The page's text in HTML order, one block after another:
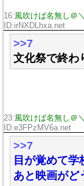
16:風吹けば名無し＠
ID:irNXDLhxa.net
>>7
文化祭で終わ
23:風吹けば名無し＠
ID:e3FPzMV6a.net
>>7
目が覚めて
あと映画がど